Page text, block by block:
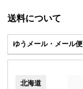
送料について
ゆうメール・メール便
北海道